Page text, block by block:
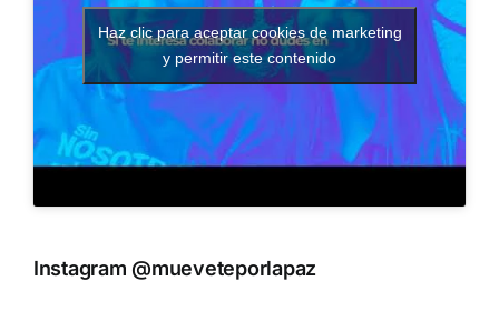
Haz clic para aceptar cookies de marketing
y permitir este contenido
Instagram @mueveteporlapaz